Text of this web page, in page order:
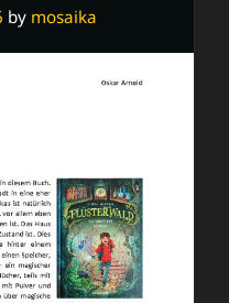
by mosaika